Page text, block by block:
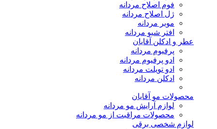
فوم اصلاح مردانه
ژل اصلاح مردانه
موبر مردانه
افتر شیو مردانه
عطر و ادکلن آقایان
پرفیوم مردانه
ادو پرفیوم مردانه
ادو تویلت مردانه
ادکلن مردانه
محصولات مو آقایان
لوازم آرایش مو مردانه
محصولات مراقبت از مو مردانه
لوازم شخصی برقی